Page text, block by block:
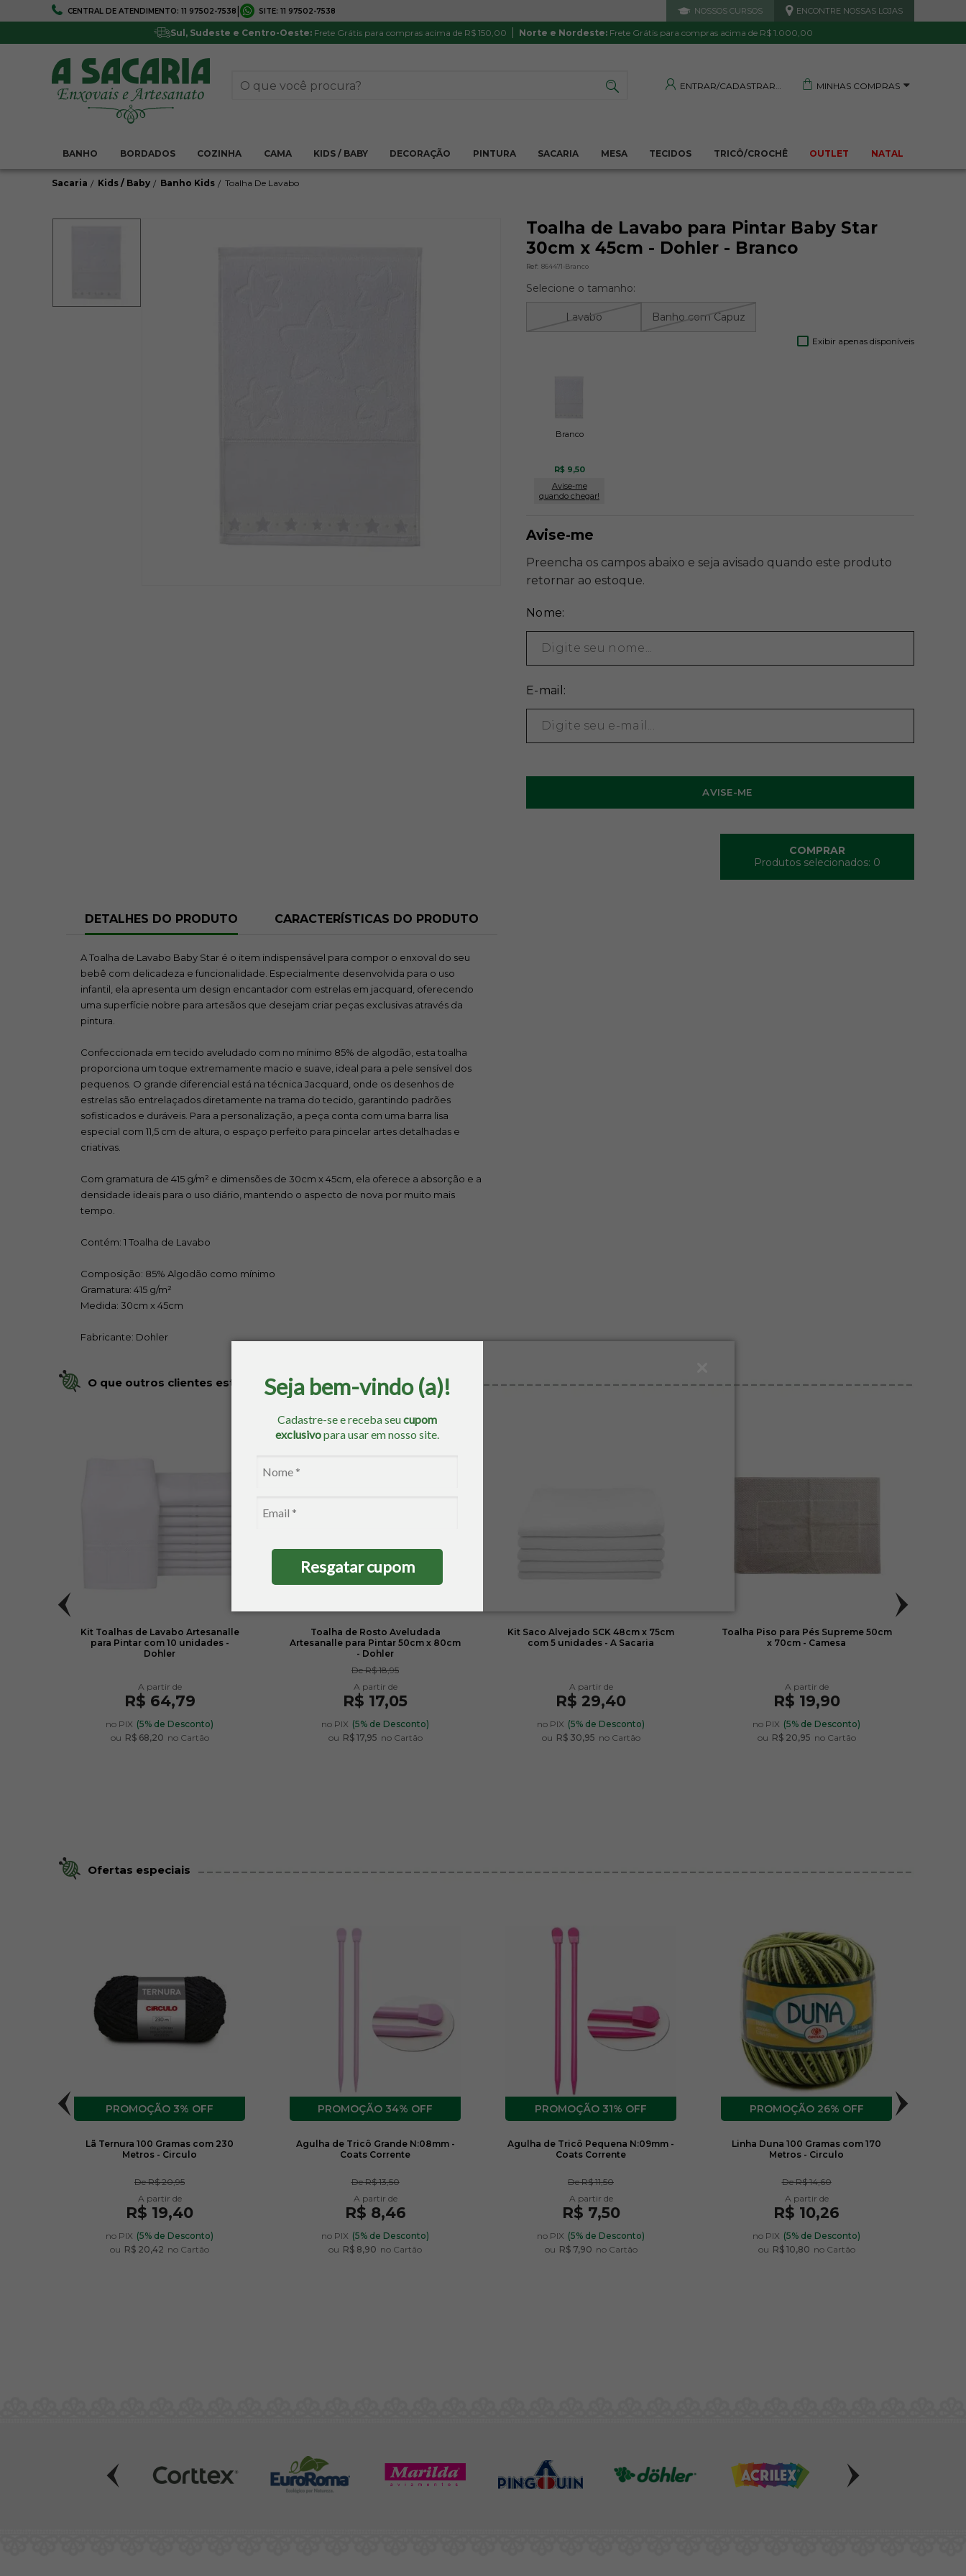
Seja bem-vindo (a)!
Cadastre-se e receba seucupom
exclusivopara usar em nosso site.
Resgatar cupom
CENTRAL DE ATENDIMENTO: 11 97502-7538 SITE: 11 97502-7538 NOSSOS CURSOS ENCONTRE NOSSAS LOJAS
Sul, Sudeste e Centro-Oeste:Frete Grátis para compras acima de R$ 150,00 Norte e Nordeste:Frete Grátis para compras acima de R$ 1.000,00
ENTRAR/CADASTRAR MINHAS COMPRAS
BANHO BORDADOS COZINHA CAMA KIDS / BABY DECORAÇÃO PINTURA SACARIA MESA TECIDOS TRICÔ/CROCHÊ OUTLET NATAL
FRETE GRÁTIS 5% DE DESCONTO
Pagamentos via boleto ou PIX Parcela mínima R$ 20,00
PRODUTO DE QUALIDADE
Satisfação Garantida
TRANQUILIDADE E PROTEÇÃO
Sacaria Kids / Baby Banho Kids Toalha De Lavabo
Toalha de Lavabo para Pintar Baby Star
30cm x 45cm - Dohler - Branco
Ref: 864471-Branco
Selecione o tamanho:
Lavabo Banho com Capuz
Exibir apenas disponíveis
Branco
R$ 9,50
Avise-me
quando chegar!
Nome:
E-mail:
COMPRAR
Produtos selecionados: 0
DETALHES DO PRODUTO CARACTERÍSTICAS DO PRODUTO
A Toalha de Lavabo Baby Star é o item indispensável para compor o enxoval do seu
bebê com delicadeza e funcionalidade. Especialmente desenvolvida para o uso
infantil, ela apresenta um design encantador com estrelas em jacquard, oferecendo
uma superfície nobre para artesãos que desejam criar peças exclusivas através da
pintura.
Confeccionada em tecido aveludado com no mínimo 85% de algodão, esta toalha
proporciona um toque extremamente macio e suave, ideal para a pele sensível dos
pequenos. O grande diferencial está na técnica Jacquard, onde os desenhos de
estrelas são entrelaçados diretamente na trama do tecido, garantindo padrões
sofisticados e duráveis. Para a personalização, a peça conta com uma barra lisa
especial com 11,5 cm de altura, o espaço perfeito para pincelar artes detalhadas e
criativas.
Com gramatura de 415 g/m² e dimensões de 30cm x 45cm, ela oferece a absorção e a
densidade ideais para o uso diário, mantendo o aspecto de nova por muito mais
tempo.
Contém: 1 Toalha de Lavabo
Composição: 85% Algodão como mínimo
Gramatura: 415 g/m²
Medida: 30cm x 45cm
Fabricante: Dohler
O que outros clientes estão comprando
Kit Toalhas de Lavabo Artesanalle
para Pintar com 10 unidades -
Dohler
R$ 64,79
no PIX (5% de Desconto)
ou R$ 68,20 no Cartão
Toalha de Rosto Aveludada
Artesanalle para Pintar 50cm x 80cm
- Dohler
DeR$ 18,95
R$ 17,05
no PIX (5% de Desconto)
ou R$ 17,95 no Cartão
Kit Saco Alvejado SCK 48cm x 75cm
com 5 unidades - A Sacaria
R$ 29,40
no PIX (5% de Desconto)
ou R$ 30,95 no Cartão
Toalha Piso para Pés Supreme 50cm
x 70cm - Camesa
R$ 19,90
no PIX (5% de Desconto)
ou R$ 20,95 no Cartão
Ofertas especiais
3% OFF
Lã Ternura 100 Gramas com 230
Metros - Circulo
DeR$ 20,95
R$ 19,40
no PIX (5% de Desconto)
ou R$ 20,42 no Cartão
34% OFF
Agulha de Tricô Grande N:08mm -
Coats Corrente
DeR$ 13,50
R$ 8,46
no PIX (5% de Desconto)
ou R$ 8,90 no Cartão
31% OFF
Agulha de Tricô Pequena N:09mm -
Coats Corrente
DeR$ 11,50
R$ 7,50
no PIX (5% de Desconto)
ou R$ 7,90 no Cartão
26% OFF
Linha Duna 100 Gramas com 170
Metros - Circulo
DeR$ 14,60
R$ 10,26
no PIX (5% de Desconto)
ou R$ 10,80 no Cartão